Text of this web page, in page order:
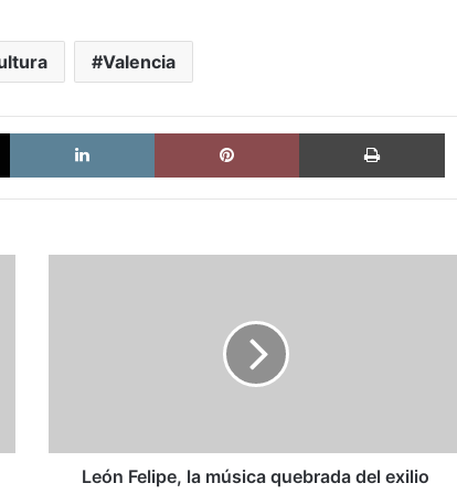
Valencia
X LinkedIn Pinterest
León Felipe, la música quebrada del exilio